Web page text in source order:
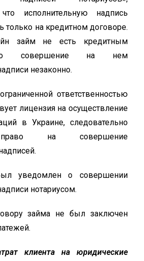
исполнительную надпись
на кредитном договоре.
займ не есть кредитным
совершение на нем
незаконно.
ответственностью
лицензия на осуществление
в Украине, следовательно
право на совершение
уведомлен о совершении
нотариусом.
займа не был заключен
клиента на юридические